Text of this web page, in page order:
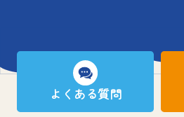
よくある質問